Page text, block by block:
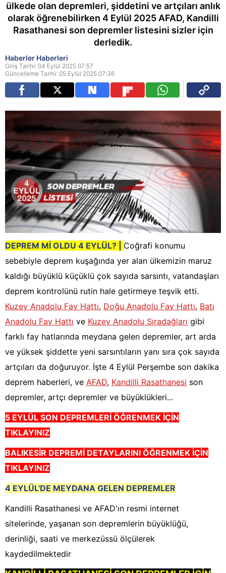
ülkede olan depremleri, şiddetini ve artçıları anlık
olarak öğrenebilirken 4 Eylül 2025 AFAD, Kandilli
Rasathanesi son depremler listesini sizler için
derledik.
Haberler Haberleri
Giriş Tarihi: 04 Eylül 2025 07:57
Güncelleme Tarihi: 05 Eylül 2025 07:36
DEPREM Mİ OLDU 4 EYLÜL?
Coğrafi konumu
sebebiyle deprem kuşağında yer alan ülkemizin maruz
kaldığı büyüklü küçüklü çok sayıda sarsıntı, vatandaşları
deprem kontrolünü rutin hale getirmeye teşvik etti.
Kuzey Anadolu Fay Hattı, Doğu Anadolu Fay Hattı, Batı
Anadolu Fay Hattı ve Kuzey Anadolu Sıradağları gibi
farklı fay hatlarında meydana gelen depremler, art arda
ve yüksek şiddette yeni sarsıntıların yanı sıra çok sayıda
artçıları da doğuruyor. İşte 4 Eylül Perşembe son dakika
deprem haberleri, ve AFAD, Kandilli Rasathanesi son
depremler, artçı depremler ve büyüklükleri...
5 EYLÜL SON DEPREMLERİ ÖĞRENMEK İÇİN
TIKLAYINIZ
BALIKESİR DEPREMİ DETAYLARINI ÖĞRENMEK İÇİN
TIKLAYINIZ
4 EYLÜL'DE MEYDANA GELEN DEPREMLER
Kandilli Rasathanesi ve AFAD'ın resmi internet
sitelerinde, yaşanan son depremlerin büyüklüğü,
derinliği, saati ve merkezüssü ölçülerek
kaydedilmektedir